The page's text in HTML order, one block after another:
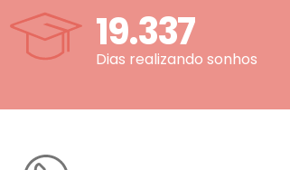
19.337
Dias realizando sonhos